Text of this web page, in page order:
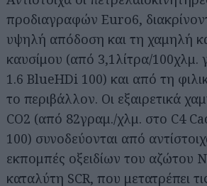
προδιαγραφών Euro6,
υψηλή απόδοση και τη χαμηλή
καυσίμου (από 3,1λίτρα/100χλμ.
1.6 BlueHDi 100) και από τη
το περιβάλλον. Οι εξαιρετικά
CO2 (από 82γραμ./χλμ. στο C4
100) συνοδεύονται από
εκπομπές οξειδίων του αζώτου
καταλύτη SCR, που μετατρέπει